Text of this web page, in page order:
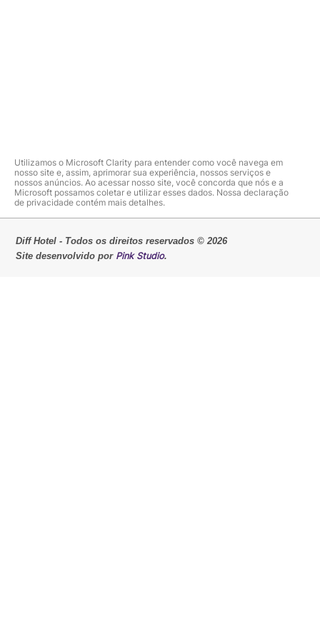
Utilizamos o Microsoft Clarity para entender como você navega em
nosso site e, assim, aprimorar sua experiência, nossos serviços e
nossos anúncios. Ao acessar nosso site, você concorda que nós e a
Microsoft possamos coletar e utilizar esses dados. Nossa declaração
de privacidade contém mais detalhes.
Diff Hotel - Todos os direitos reservados © 2026
Site desenvolvido por Pink Studio.